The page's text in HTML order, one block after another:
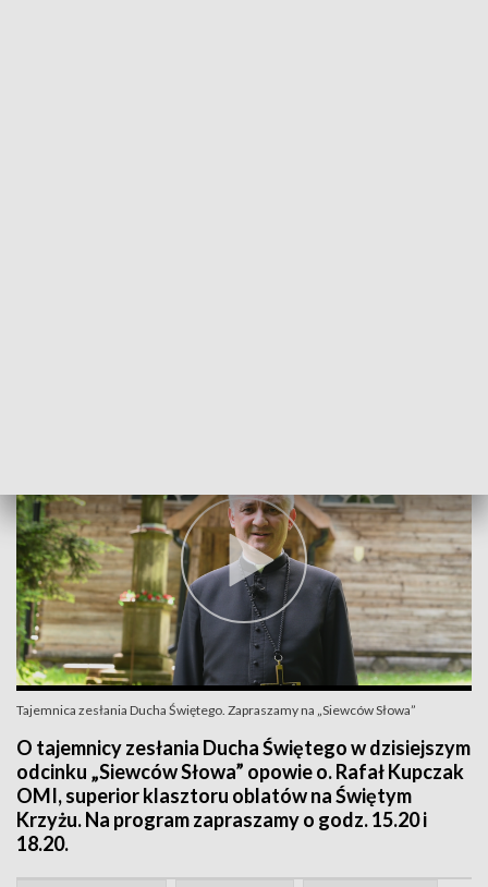
Tajemnica zesłania Ducha Świętego. Zapraszamy na „Siewców Słowa”
O tajemnicy zesłania Ducha Świętego w dzisiejszym
odcinku „Siewców Słowa” opowie o. Rafał Kupczak
OMI, superior klasztoru oblatów na Świętym
Krzyżu. Na program zapraszamy o godz. 15.20 i
18.20.